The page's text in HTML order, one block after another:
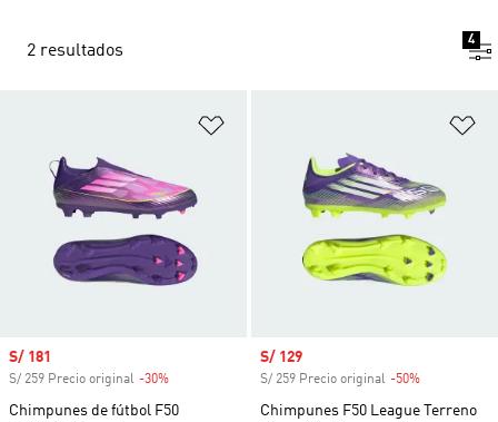
2 resultados
4
Precio de venta
S/ 181
S/ 259 Precio original -30%
Chimpunes de fútbol F50
Precio de venta
S/ 129
S/ 259 Precio original -50%
Chimpunes F50 League Terreno